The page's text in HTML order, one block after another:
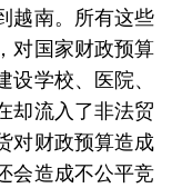
越南。所有这些
对国家财政预算
学校、医院、
却流入了非法贸
对财政预算造成
会造成不公平竞